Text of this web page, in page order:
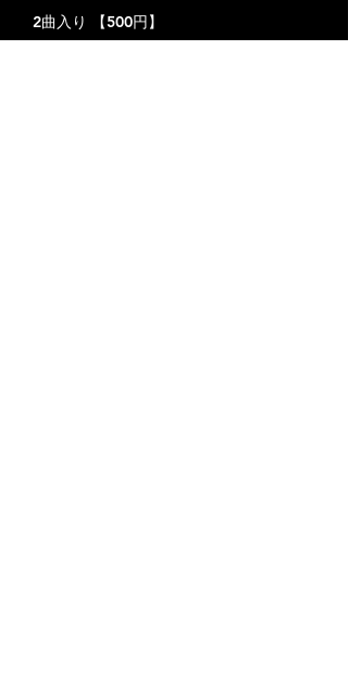
2曲入り 【500円】